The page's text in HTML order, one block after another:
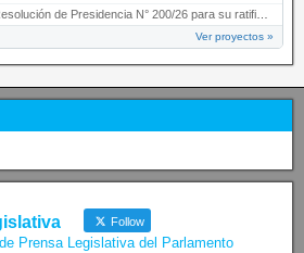
de Presidencia N° 200/26 para su ratificación.
Ver proyectos »
Follow
Prensa Legislativa del Parlamento